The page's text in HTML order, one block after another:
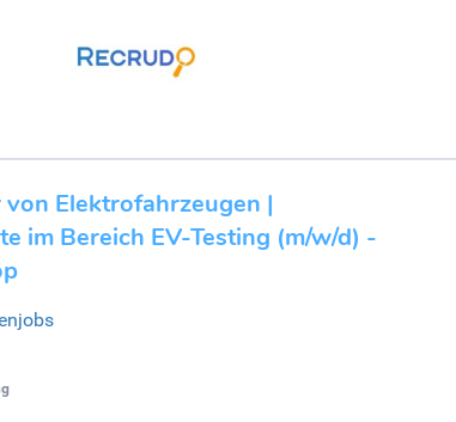
von Elektrofahrzeugen |
im Bereich EV-Testing (m/w/d) -